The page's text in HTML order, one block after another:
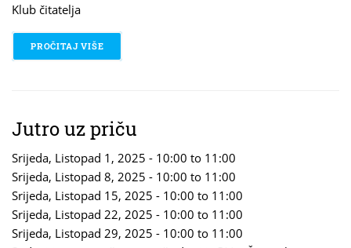
Klub čitatelja
PROČITAJ VIŠE
Jutro uz priču
Srijeda, Listopad 1, 2025 - 10:00 to 11:00
Srijeda, Listopad 8, 2025 - 10:00 to 11:00
Srijeda, Listopad 15, 2025 - 10:00 to 11:00
Srijeda, Listopad 22, 2025 - 10:00 to 11:00
Srijeda, Listopad 29, 2025 - 10:00 to 11:00